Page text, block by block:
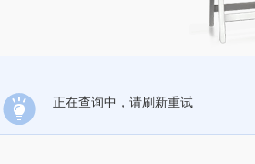
正在查询中，请刷新重试